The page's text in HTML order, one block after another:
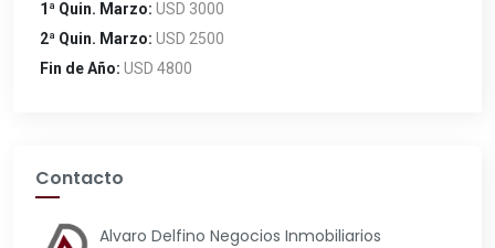
1ª Quin. Marzo: USD 3000
2ª Quin. Marzo: USD 2500
Fin de Año: USD 4800
Contacto
Alvaro Delfino Negocios Inmobiliarios